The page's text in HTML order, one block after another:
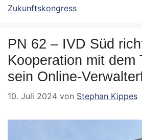
Zukunftskongress
PN 62 – IVD Süd
Kooperation mit dem
sein Online-
10. Juli 2024 von Stephan Kippes